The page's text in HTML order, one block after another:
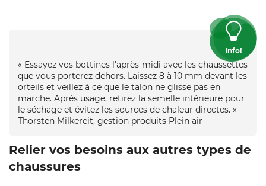
Info!
« Essayez vos bottines l’après-midi avec les chaussettes
que vous porterez dehors. Laissez 8 à 10 mm devant les
orteils et veillez à ce que le talon ne glisse pas en
marche. Après usage, retirez la semelle intérieure pour
le séchage et évitez les sources de chaleur directes. » —
Thorsten Milkereit, gestion produits Plein air
Relier vos besoins aux autres types de
chaussures